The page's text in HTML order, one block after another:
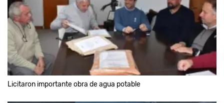
Licitaron importante obra de agua potable